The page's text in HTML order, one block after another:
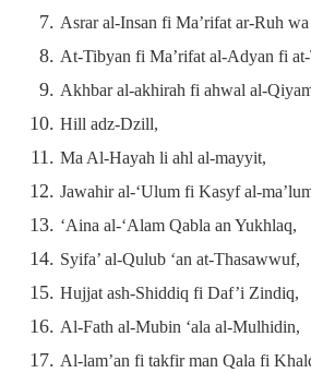
Asrar al-Insan fi Ma’rifat ar-Ruh
At-Tibyan fi Ma’rifat al-Adyan fi
Akhbar al-akhirah fi ahwal al-
Hill adz-Dzill,
Ma Al-Hayah li ahl al-mayyit,
Jawahir al-‘Ulum fi Kasyf al-
‘Aina al-‘Alam Qabla an Yukhlaq,
Syifa’ al-Qulub ‘an at-Thasawwuf,
Hujjat ash-Shiddiq fi Daf’i Zindiq,
Al-Fath al-Mubin ‘ala al-Mulhidin,
Al-lam’an fi takfir man Qala fi